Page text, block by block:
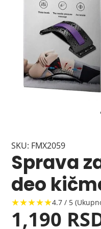
SKU: FMX2059
Sprava
deo
★★★★★4.7 / 5
1,190